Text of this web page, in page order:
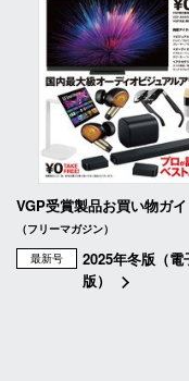
VGP受賞製品お買い物ガ
（フリーマガジン）
最新号
2025年冬版（電
版）